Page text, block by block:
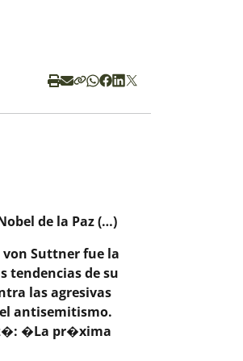
de la Paz (…)
Suttner fue la
tendencias de su
las agresivas
antisemitismo.
�La pr�xima